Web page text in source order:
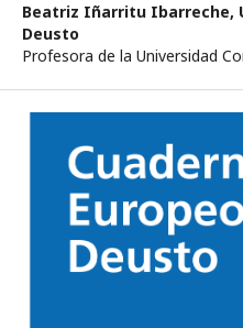
Beatriz Iñarritu Ibarreche,
Deusto
Profesora de la Universidad